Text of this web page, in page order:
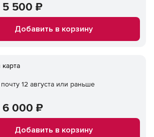
5 500 ₽
Добавить в корзину
12 августа или раньше
6 000 ₽
Добавить в корзину